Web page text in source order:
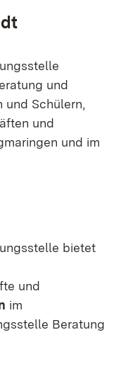
und
und Schülern,
und
und im
bietet
und
im
Beratung